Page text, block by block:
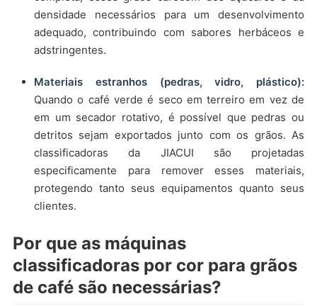
densidade necessários para um desenvolvimento
adequado, contribuindo com sabores herbáceos e
adstringentes.
Materiais estranhos (pedras, vidro, plástico):
Quando o café verde é seco em terreiro em vez de
em um secador rotativo, é possível que pedras ou
detritos sejam exportados junto com os grãos. As
classificadoras da JIACUI são projetadas
especificamente para remover esses materiais,
protegendo tanto seus equipamentos quanto seus
clientes.
Por que as máquinas
classificadoras por cor para grãos
de café são necessárias?